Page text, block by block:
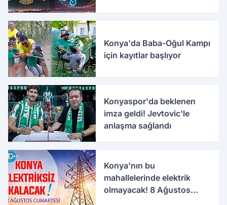
Konya'da Baba-Oğul Kampı
için kayıtlar başlıyor
Konyaspor'da beklenen
imza geldi! Jevtovic'le
anlaşma sağlandı
Konya'nın bu
mahallelerinde elektrik
olmayacak! 8 Ağustos